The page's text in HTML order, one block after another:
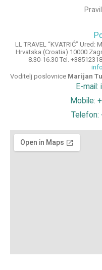
LL TRAVEL “KVATRIĆ”
Hrvatska (Croatia) 10000
8.30-16.30 Tel.
Voditelj poslovnice Marijan
E-mail:
Mobile:
Telefon: